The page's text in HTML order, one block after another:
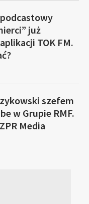
już
TOK FM.
szefem
w Grupie RMF.
Media